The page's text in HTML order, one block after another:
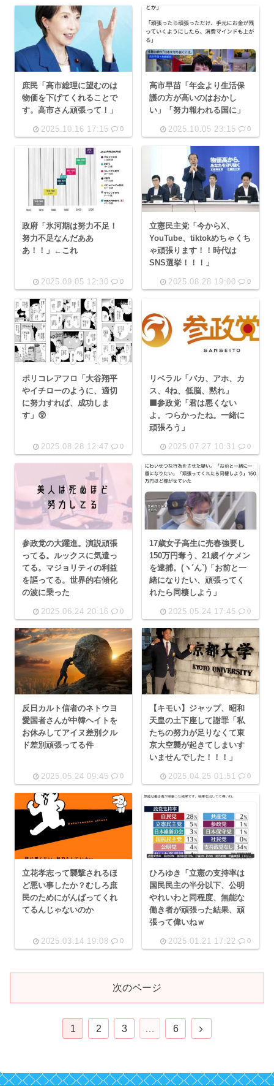
庶民「高市総理に望むのは
物価を下げてくれることで
す。高市さん頑張って！」
2025.10.16 17:15 0
高市早苗「年金より生活保
護の方が高いのはおかし
い」「努力報われる国に」
2025.10.05 23:15 0
政府「氷河期は努力不足！
努力不足なんだああ
あ！！」←これ
2025.09.05 12:30 0
立憲民主党「今からX、
YouTube、tiktokめちゃくち
ゃ頑張ります！！時代は
SNS選挙！！！」
2025.08.28 19:00 0
ポリコレアフロ「大谷翔平
やイチローのように、適切
に努力すれば、成功しま
す」😲
2025.08.28 12:47 0
リベラル「バカ、アホ、カ
ス、4ね、低脳、黙れ」
🟧参政党「君は悪くない
よ。つらかったね。一緒に
頑張ろう」
2025.07.27 10:31 0
参政党の大躍進。演説頑張
ってる。ルックスに気遣っ
てる。マジョリティの利益
を謳ってる。世界的右傾化
の波に乗った
2025.06.24 20:16 0
17歳女子高生に売春強要し
150万円奪う、21歳イケメン
を逮捕。(ヽ´ん`)「お前と一
緒になりたい、頑張ってく
れたら同棲しよう」
2025.05.24 17:45 0
反日カルト信者のネトウヨ
愛国者さんが中韓ヘイトを
お休みしてアイヌ差別クル
ド差別頑張ってる件
2025.05.24 09:45 0
【キモい】ジャップ、昭和
天皇の土下座して謝罪「私
たちの努力が足りなくて東
京大空襲が起きてしまいす
いませんでした！！！」
2025.04.25 01:51 0
立花孝志って襲撃されるほ
ど悪い事したか？むしろ庶
民のためにがんばってくれ
てるんじゃないのか
2025.03.14 19:08 0
ひろゆき「立憲の支持率は
国民民主の半分以下、公明
やれいわと同程度、無能な
働き者が頑張った結果、頑
張って偉いねｗ
2025.01.21 17:22 0
次のページ
1 2 3 … 6
次